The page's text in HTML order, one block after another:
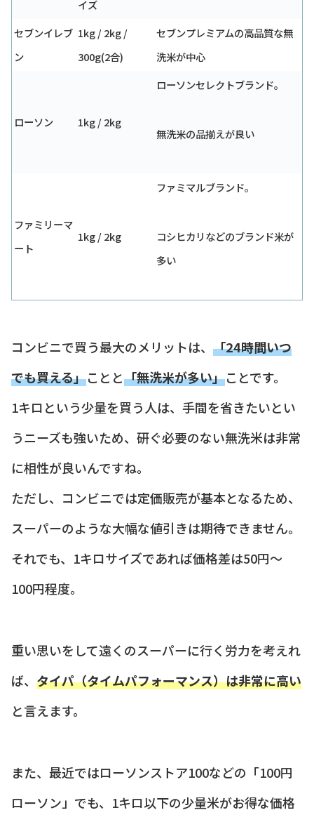
イズ
セブンイレブ
ン
1kg / 2kg /
300g(2合)
セブンプレミアムの高品質な無
洗米が中心
ローソン 1kg / 2kg
ローソンセレクトブランド。
無洗米の品揃えが良い
ファミリーマ
ート
1kg / 2kg
ファミマルブランド。
コシヒカリなどのブランド米が
多い
コンビニで買う最大のメリットは、 「24時間いつ
でも買える」ことと「無洗米が多い」ことです。
1キロという少量を買う人は、手間を省きたいとい
うニーズも強いため、研ぐ必要のない無洗米は非常
に相性が良いんですね。
ただし、コンビニでは定価販売が基本となるため、
スーパーのような大幅な値引きは期待できません。
それでも、1キロサイズであれば価格差は50円〜
100円程度。
重い思いをして遠くのスーパーに行く労力を考えれ
ば、 タイパ（タイムパフォーマンス）は非常に高い
と言えます。
また、最近ではローソンストア100などの「100円
ローソン」でも、1キロ以下の少量米がお得な価格